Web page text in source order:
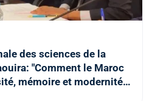
des sciences de la
"Comment le Maroc
mémoire et modernité"